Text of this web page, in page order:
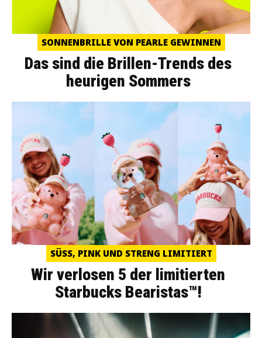
SONNENBRILLE VON PEARLE GEWINNEN
Das sind die Brillen-Trends des
heurigen Sommers
SÜSS, PINK UND STRENG LIMITIERT
Wir verlosen 5 der limitierten
Starbucks Bearistas™!